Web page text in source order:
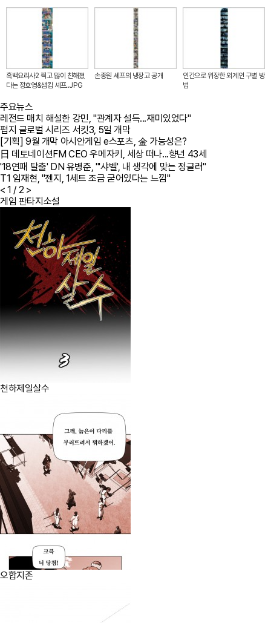
흑백요리사2 찍고 많이 친해졌
다는 정호영&샘킴 셰프..JPG
손종원 셰프의 냉장고 공개
인간으로 위장한 외계인 구별 방
법
주요뉴스
레전드 매치 해설한 강민, "관계자 설득...재미있었다"
펍지 글로벌 시리즈 서킷3, 5일 개막
[기획] 9월 개막 아시안게임 e스포츠, 金 가능성은?
日 데토네이션FM CEO 우메자키, 세상 떠나...향년 43세
'18연패 탈출' DN 유병준, "'샤벨', 내 생각에 맞는 정글러"
T1 임재현, "젠지, 1세트 조금 굳어있다는 느낌"
< 1 / 2 >
게임 판타지소설
천하제일살수
오합지존